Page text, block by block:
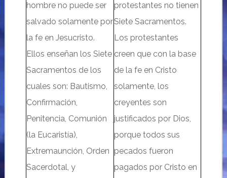
hombre no puede ser
salvado solamente por
la fe en Jesucristo.
Ellos enseñan los Siete
Sacramentos de los
cuales son: Bautismo,
Confirmación,
Penitencia, Comunión
(la Eucaristía),
Extremaunción, Orden
Sacerdotal, y
protestantes no tienen
Siete Sacramentos.
Los protestantes
creen que con la base
de la fe en Cristo
solamente, los
creyentes son
justificados por Dios,
porque todos sus
pecados fueron
pagados por Cristo en